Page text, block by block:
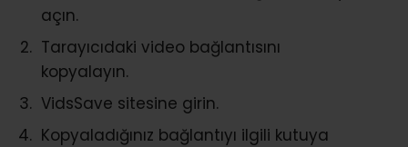
açın.
Tarayıcıdaki video bağlantısını
kopyalayın.
VidsSave sitesine girin.
Kopyaladığınız bağlantıyı ilgili kutuya